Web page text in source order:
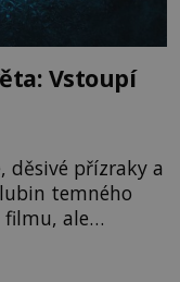
Vstoupí
děsivé přízraky a
temného
filmu, ale
lesů, které jsou